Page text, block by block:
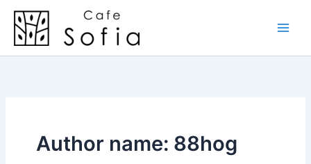
Skip
content
Author name: 88hog